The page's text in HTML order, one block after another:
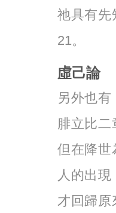
祂具有先
21。
虛己論
另外也
腓立比
但在降世
人的出
才回歸原